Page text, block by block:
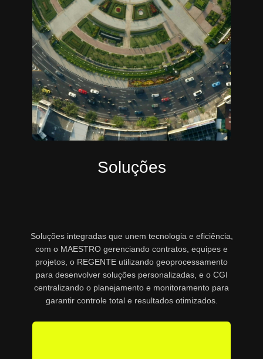
Soluções
Soluções integradas que unem tecnologia e eficiência,
com o MAESTRO gerenciando contratos, equipes e
projetos, o REGENTE utilizando geoprocessamento
para desenvolver soluções personalizadas, e o CGI
centralizando o planejamento e monitoramento para
garantir controle total e resultados otimizados.